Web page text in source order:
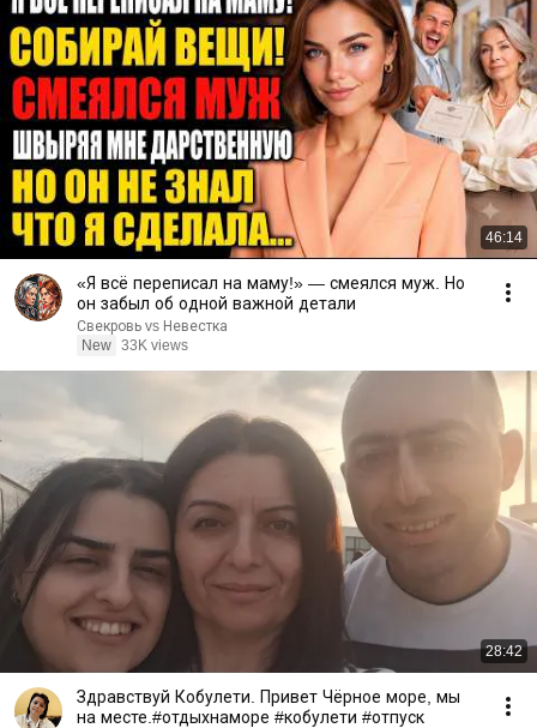
46:14
«Я всё переписал на маму!» — смеялся муж. Но
он забыл об одной важной детали
Свекровь vs Невестка
New 33K views
28:42
Здравствуй Кобулети. Привет Чёрное море, мы
на месте.#отдыхнаморе #кобулети #отпуск